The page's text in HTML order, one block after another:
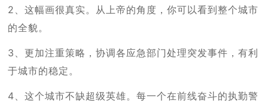
2、这幅画很真实。从上帝的角度，你可以看到整个城市
的全貌。
3、更加注重策略，协调各应急部门处理突发事件，有利
于城市的稳定。
4、这个城市不缺超级英雄。每一个在前线奋斗的执勤警